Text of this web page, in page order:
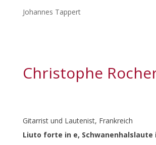
Johannes Tappert
Christophe
Gitarrist und Lautenist, Frankreich
Liuto forte in e, Schwanenhalslaute